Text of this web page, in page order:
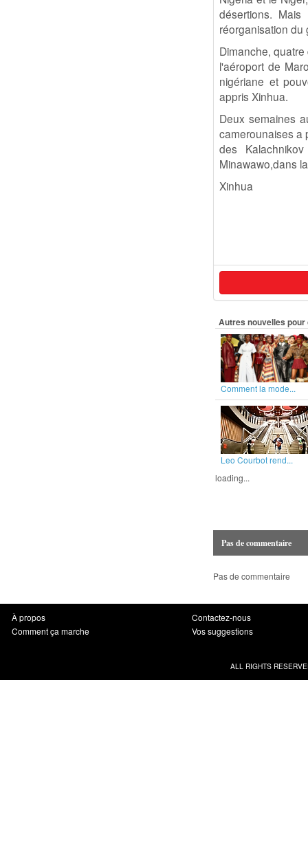
désertions.
réorganisation du
Dimanche,
l'aéroport de
nigériane et
appris Xinhua.
Deux semaines
camerounaises a
des
Minawawo,dans
Xinhua
Autres nouvelles
Comment la mode...
Leo Courbot rend...
loading...
Pas de commentaire
Pas de commentaire
À propos
Comment ça marche
Contactez-nous
Vos suggestions
ALL RIGHTS